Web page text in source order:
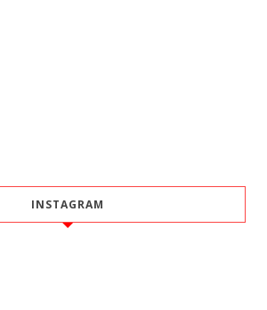
INSTAGRAM